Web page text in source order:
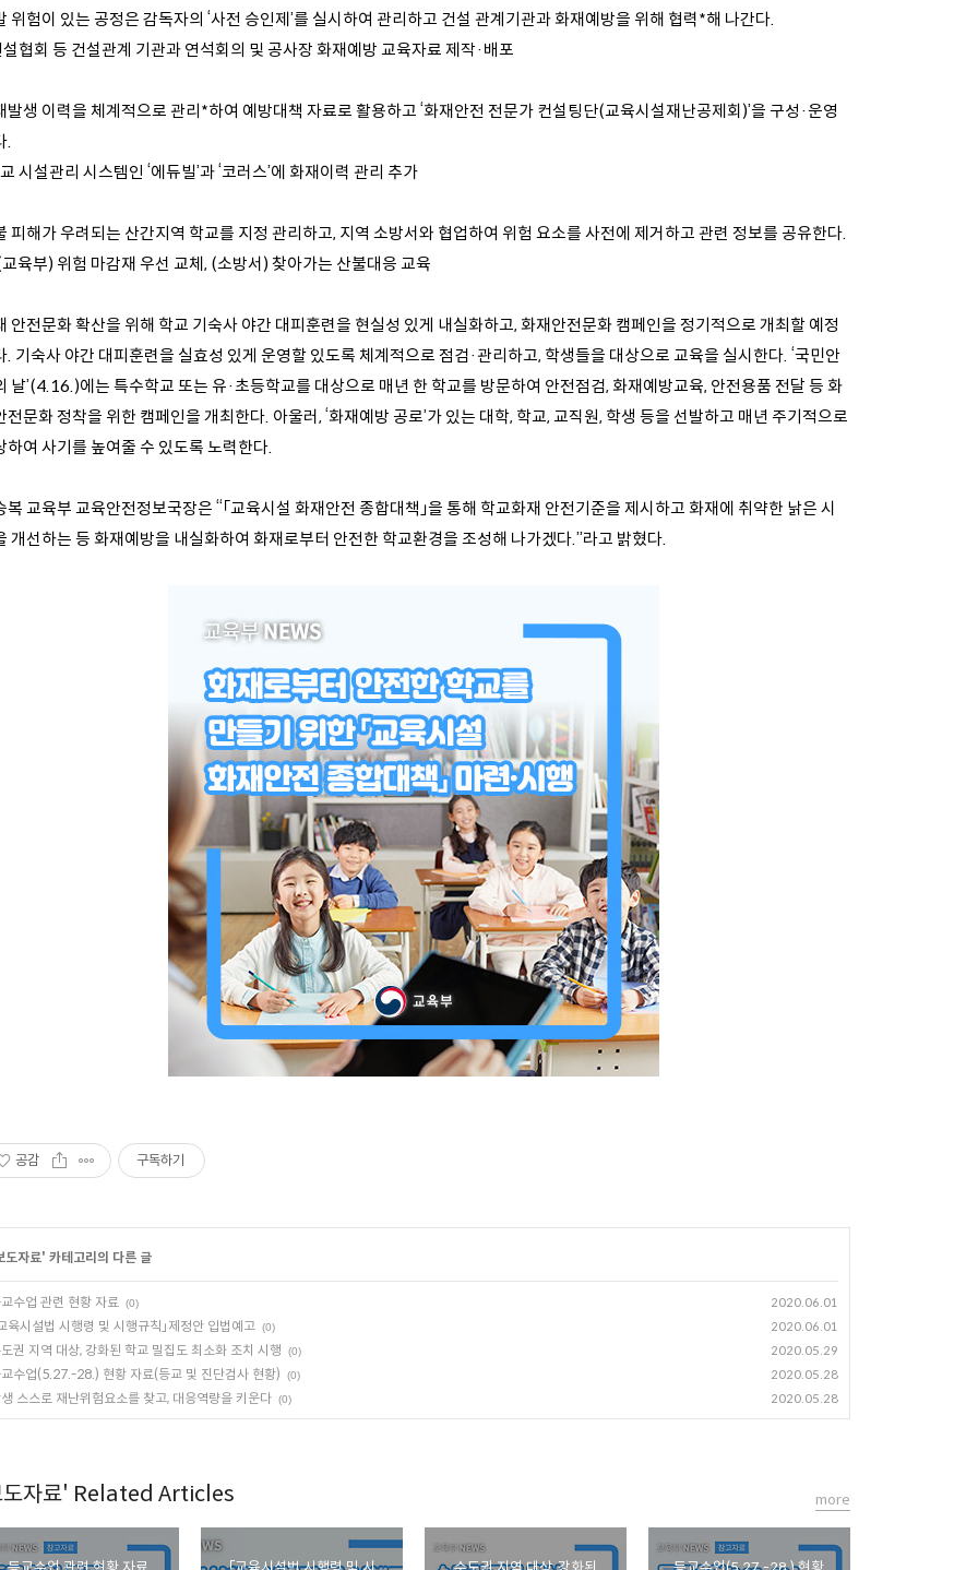
위험이 있는 공정은 감독자의 ‘사전 승인제’를 실시하여 관리하고 건설 관계기관과 화재예방을 위해 협력*해 나간다.
협회 등 건설관계 기관과 연석회의 및 공사장 화재예방 교육자료 제작·배포
발생 이력을 체계적으로 관리*하여 예방대책 자료로 활용하고 ‘화재안전 전문가 컨설팅단(교육시설재난공제회)’을 구성·운영
.
시설관리 시스템인 ‘에듀빌’과 ‘코러스’에 화재이력 관리 추가
피해가 우려되는 산간지역 학교를 지정 관리하고, 지역 소방서와 협업하여 위험 요소를 사전에 제거하고 관련 정보를 공유한다.
육부) 위험 마감재 우선 교체, (소방서) 찾아가는 산불대응 교육
안전문화 확산을 위해 학교 기숙사 야간 대피훈련을 현실성 있게 내실화하고, 화재안전문화 캠페인을 정기적으로 개최할 예정
. 기숙사 야간 대피훈련을 실효성 있게 운영할 있도록 체계적으로 점검·관리하고, 학생들을 대상으로 교육을 실시한다. ‘국민안
날’(4.16.)에는 특수학교 또는 유·초등학교를 대상으로 매년 한 학교를 방문하여 안전점검, 화재예방교육, 안전용품 전달 등 화
전문화 정착을 위한 캠페인을 개최한다. 아울러, ‘화재예방 공로’가 있는 대학, 학교, 교직원, 학생 등을 선발하고 매년 주기적으로
하여 사기를 높여줄 수 있도록 노력한다.
복 교육부 교육안전정보국장은 “「교육시설 화재안전 종합대책」을 통해 학교화재 안전기준을 제시하고 화재에 취약한 낡은 시
개선하는 등 화재예방을 내실화하여 화재로부터 안전한 학교환경을 조성해 나가겠다.”라고 밝혔다.
공감 구독하기
도자료' 카테고리의 다른 글
수업 관련 현황 자료 (0) 2020.06.01
육시설법 시행령 및 시행규칙」제정안 입법예고 (0) 2020.06.01
권 지역 대상, 강화된 학교 밀집도 최소화 조치 시행 (0) 2020.05.29
수업(5.27.-28.) 현황 자료(등교 및 진단검사 현황) (0) 2020.05.28
스스로 재난위험요소를 찾고, 대응역량을 키운다 (0) 2020.05.28
자료' Related Articles more